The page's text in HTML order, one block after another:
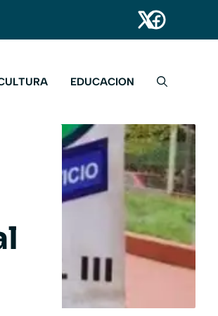
EDUCACION